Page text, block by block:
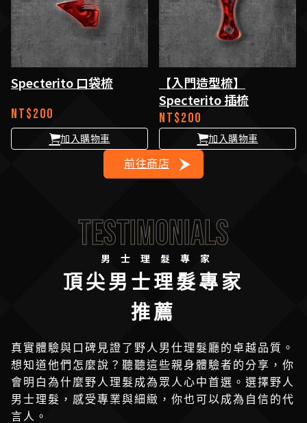
Specterito 口袋梳
NT$200
加入購物車
【入門造型梳】
Specterito 插梳
NT$200
加入購物車
前往商店
Testimonials
男士理髮專家
頂尖男士理髮專家
推薦
真實體驗與口碑見證了野人男仕理髮廳的卓越品質。
想知道他們怎麼說？聽聽這些親身體驗者的分享，你
會明白為什麼野人理髮成為眾人心中首選。選擇野人
男士理髮，感受專業與細緻，你也可以成為自信的代
言人。